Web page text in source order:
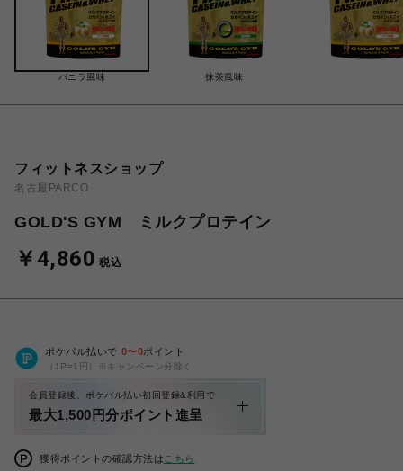
バニラ風味 抹茶風味
フィットネスショップ
名古屋PARCO
GOLD'S GYM ミルクプロテイン
￥4,860 税込
ポケパル払いで 0〜0ポイント
（1P=1円）※キャンペーン分除く
会員登録後、ポケパル払い初回登録&利用で
最大1,500円分ポイント進呈
獲得ポイントの確認方法は こちら